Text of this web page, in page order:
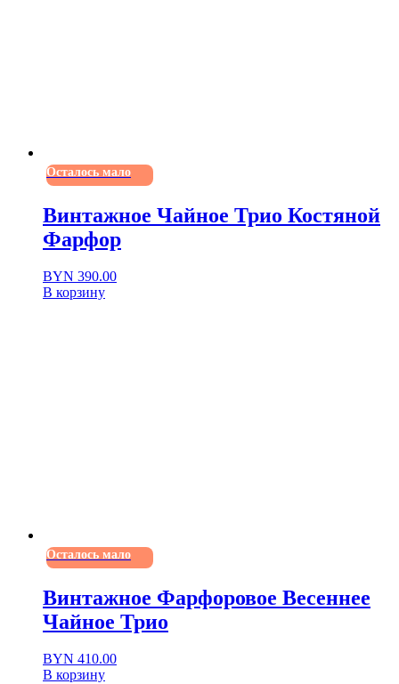
Осталось мало
Винтажное Чайное Трио Костяной
Фарфор
BYN 390.00
В корзину
Осталось мало
Винтажное Фарфоровое Весеннее
Чайное Трио
BYN 410.00
В корзину